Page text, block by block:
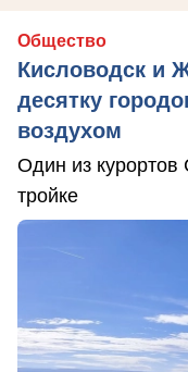
Общество
Кисловодск и
десятку
воздухом
Один из курортов
тройке